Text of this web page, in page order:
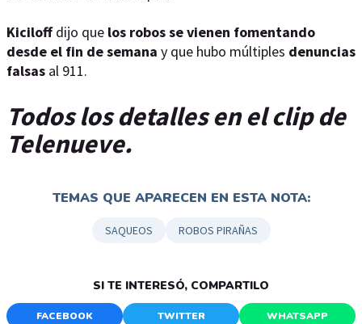
Kiciloffdijo que los robos se vienen fomentando
desde el fin de semana y que hubo múltiples denuncias
falsas al 911.
Todos los detalles en el clip de
Telenueve.
TEMAS QUE APARECEN EN ESTA NOTA:
SAQUEOS ROBOS PIRAÑAS
SI TE INTERESÓ, COMPARTILO
FACEBOOK TWITTER WHATSAPP